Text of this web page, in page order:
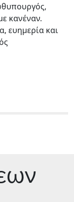
κανέναν.
ευημερία και